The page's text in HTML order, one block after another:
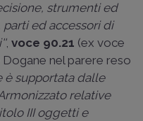
strumenti ed
ed accessori di
, voce 90.21 (ex voce
nel parere reso
è supportata dalle
relative
III oggetti e